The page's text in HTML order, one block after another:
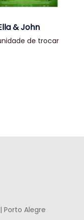
& John
de trocar
Porto Alegre